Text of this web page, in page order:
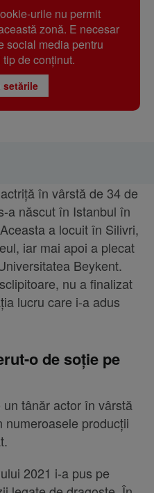
urile nu permit
zonă. E necesar
social media pentru
de conținut.
setările
în vârstă de 34 de
a născut în Istanbul în
a locuit în Silivri,
iar mai apoi a plecat
Beykent.
nu a finalizat
lucru care i-a adus
o de soție pe
tânăr actor în vârstă
producții
2021 i-a pus pe